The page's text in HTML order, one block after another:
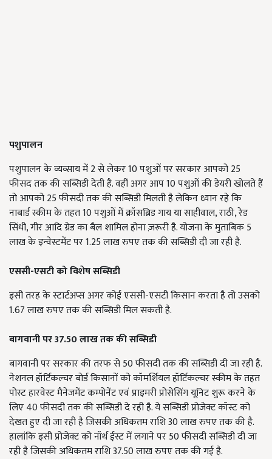
पशुपालन
पशुपालन के व्यव्साय में 2 से लेकर 10 पशुओं पर सरकार आपको 25
फीसद तक की सब्सिडी देती है. वहीं अगर आप 10 पशुओं की डेयरी खोलते हैं
तो आपको 25 फीसदी तक की सब्सिडी मिलती है लेकिन ध्यान रहे कि
नाबार्ड स्कीम के तहत 10 पशुओं में क्रॉसब्रिड गाय या साहीवाल, राठी, रेड
सिंधी, गीर आदि ग्रेड का बैल शामिल होना ज़रूरी है. योजना के मुताबिक 5
लाख के इन्वेस्टमेंट पर 1.25 लाख रुपए तक की सब्सिडी दी जा रही है.
एससी-एसटी को विशेष सब्सिडी
इसी तरह के स्टार्टअप्स अगर कोई एससी-एसटी किसान करता है तो उसको
1.67 लाख रुपए तक की सब्सिडी मिल सकती है.
बागवानी पर 37.50 लाख तक की सब्सिडी
बागवानी पर सरकार की तरफ से 50 फीसदी तक की सब्सिडी दी जा रही है.
नेशनल हॉर्टिकल्चर बोर्ड किसानों को कॉमर्शियल हॉर्टिकल्चर स्कीम के तहत
पोस्ट हारवेस्ट मैनेजमेंट कम्पोनेंट एवं प्राइमरी प्रोसेसिंग यूनिट शुरू करने के
लिए 40 फीसदी तक की सब्सिडी दे रही है. ये सब्सिडी प्रोजेक्ट कॉस्ट को
देखत हुए दी जा रही है जिसकी अधिकतम राशि 30 लाख रुपए तक की है.
हालांकि इसी प्रोजेक्ट को नॉर्थ ईस्ट में लगाने पर 50 फीसदी सब्सिडी दी जा
रही है जिसकी अधिकतम राशि 37.50 लाख रुपए तक की गई है.